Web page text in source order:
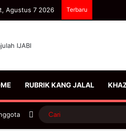
Agustus 7 2026 Terbaru
RUBRIK KANG JALAL
Sidebar